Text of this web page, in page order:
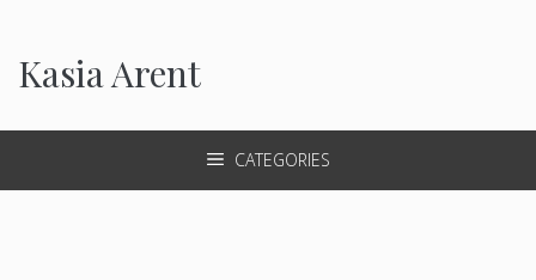
Kasia Arent
CATEGORIES